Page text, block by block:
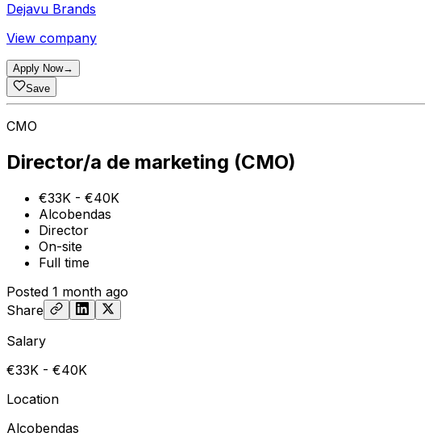
Dejavu Brands
View company
Apply Now→
Save
CMO
Director/a de marketing (CMO)
€33K - €40K
Alcobendas
Director
On-site
Full time
Posted 1 month ago
Share
Salary
€33K - €40K
Location
Alcobendas